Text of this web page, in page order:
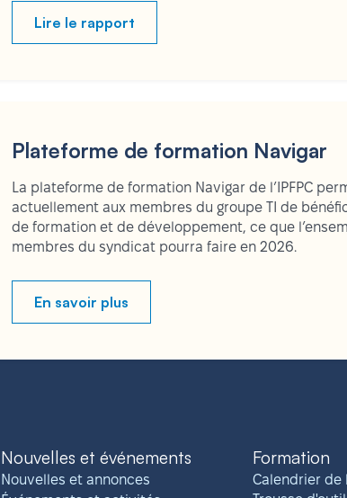
Lire le rapport
Plateforme de formation Navigar
La plateforme de formation Navigar de l’IPFPC
actuellement aux membres du groupe TI de
de formation et de développement, ce que
membres du syndicat pourra faire en 2026.
En savoir plus
Nouvelles et événements
Nouvelles et annonces
Formation
Calendrier de